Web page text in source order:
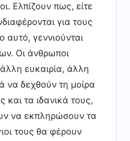
Ελπίζουν πως, είτε
για τους
αυτό, γεννιούνται
Οι άνθρωποι
ευκαιρία, άλλη
να δεχθούν τη μοίρα
και τα ιδανικά τους,
να εκπληρώσουν τα
τους θα φέρουν